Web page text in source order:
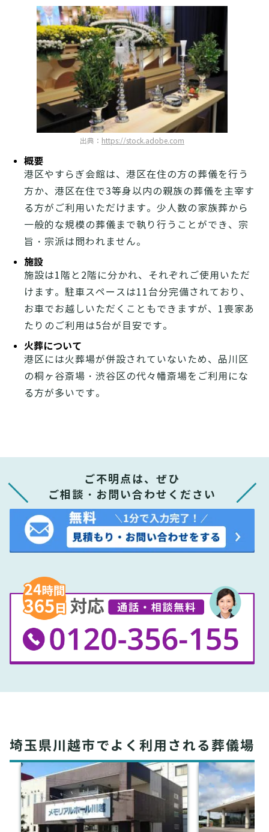
出典： https://stock.adobe.com
概要
港区やすらぎ会館は、港区在住の方の葬儀を行う
方か、港区在住で3等身以内の親族の葬儀を主宰す
る方がご利用いただけます。少人数の家族葬から
一般的な規模の葬儀まで執り行うことができ、宗
旨・宗派は問われません。
施設
施設は1階と2階に分かれ、それぞれご使用いただ
けます。駐車スペースは11台分完備されており、
お車でお越しいただくこともできますが、1喪家あ
たりのご利用は5台が目安です。
火葬について
港区には火葬場が併設されていないため、品川区
の桐ヶ谷斎場・渋谷区の代々幡斎場をご利用にな
る方が多いです。
ご不明点は、ぜひ
ご相談・お問い合わせください
埼玉県川越市でよく利用される葬儀場